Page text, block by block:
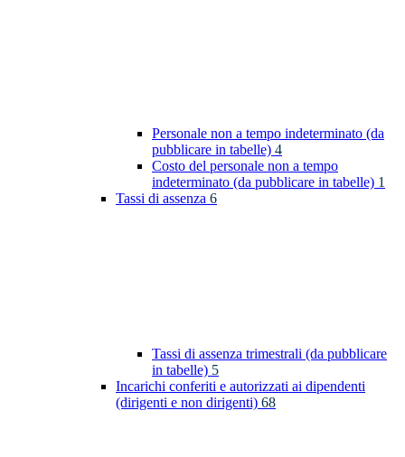
Personale non a tempo indeterminato (da
pubblicare in tabelle) 4
Costo del personale non a tempo
indeterminato (da pubblicare in tabelle) 1
Tassi di assenza 6
Tassi di assenza trimestrali (da pubblicare
in tabelle) 5
Incarichi conferiti e autorizzati ai dipendenti
(dirigenti e non dirigenti) 68